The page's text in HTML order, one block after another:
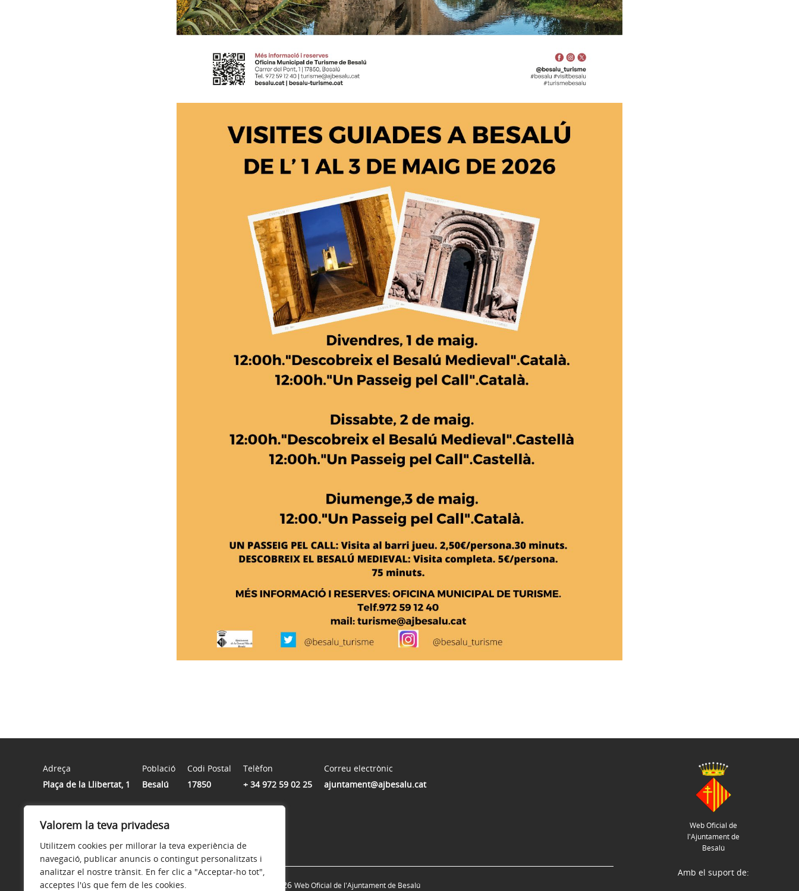
Valorem la teva privadesa
Utilitzem cookies per millorar la teva experiència de
navegació, publicar anuncis o contingut personalitzats i
analitzar el nostre trànsit. En fer clic a "Acceptar-ho tot",
acceptes l'ús que fem de les cookies.
Adreça
Plaça de la Llibertat, 1
Població
Besalú
Codi Postal
17850
Telèfon
+ 34 972 59 02 25
Correu electrònic
ajuntament@ajbesalu.cat
Horari
Web Oficial de
l'Ajuntament de
Besalú
Avís legal Política de privacitat © 2026 Web Oficial de l'Ajuntament de Besalú
Amb el suport de: